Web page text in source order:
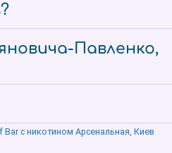
Павленко,
Bar с никотином Арсенальная, Киев